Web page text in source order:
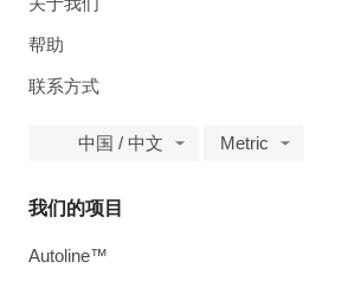
帮助
联系方式
中国 / 中文 Metric
我们的项目
Autoline™